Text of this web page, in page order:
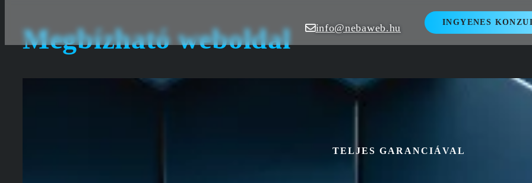
Kilépés
a
info@nebaweb.hu INGYENES
Megbízható weboldal
TELJES GARANCIÁVAL